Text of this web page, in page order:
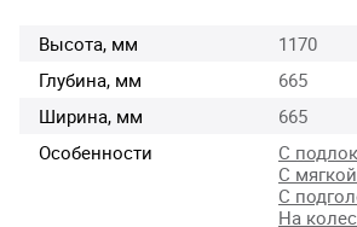
Высота, мм
1170
Глубина, мм
665
Ширина, мм
665
Особенности
С
С
С
На